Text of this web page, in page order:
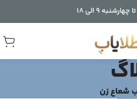
9 الی 18
شعاع زن